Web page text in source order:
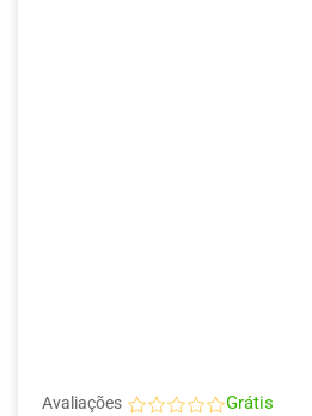
Avaliações Grátis